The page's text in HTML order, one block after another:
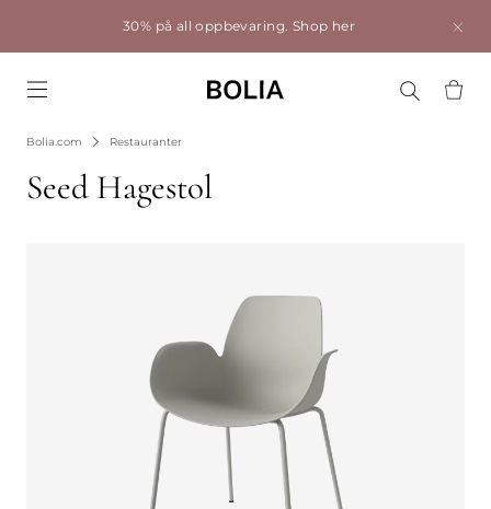
30% på all oppbevaring. Shop her
Bolia.com Restauranter
Seed Hagestol